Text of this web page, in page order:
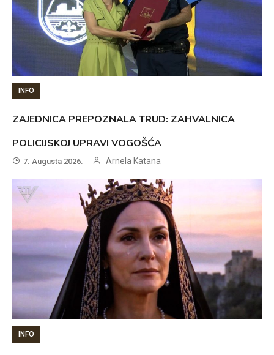
INFO
ZAJEDNICA PREPOZNALA TRUD: ZAHVALNICA
POLICIJSKOJ UPRAVI VOGOŠĆA
7. Augusta 2026. Arnela Katana
INFO